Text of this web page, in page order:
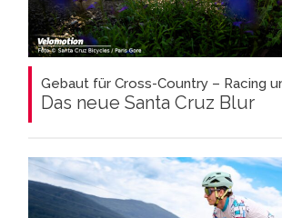
Gebaut für Cross-Country – Racing
Das neue Santa Cruz Blur